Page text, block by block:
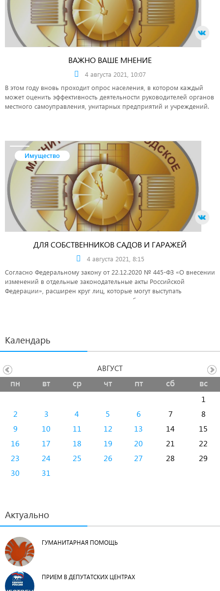
ВАЖНО ВАШЕ МНЕНИЕ
4 августа 2021, 10:07
В этом году вновь проходит опрос населения, в котором каждый
может оценить эффективность деятельности руководителей органов
местного самоуправления, унитарных предприятий и учреждений.
Имущество
ДЛЯ СОБСТВЕННИКОВ САДОВ И ГАРАЖЕЙ
4 августа 2021, 8:15
Согласно Федеральному закону от 22.12.2020 № 445-ФЗ «О внесении
изменений в отдельные законодательные акты Российской
Федерации», расширен круг лиц, которые могут выступать
заказчиками комплексных кадастровых работ.
Календарь
пн вт ср чт пт сб вс
1
2
3 4 5 6 7
8
9
10 11 12 13 14
15
16
17 18 19 20 21
22
23
24 25 26 27 28
29
30
31
АВГУСТ
Актуально
ГУМАНИТАРНАЯ ПОМОЩЬ
ПРИЕМ В ДЕПУТАТСКИХ ЦЕНТРАХ